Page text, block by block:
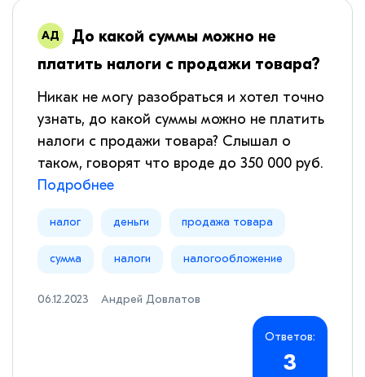
До какой суммы можно не
платить налоги с продажи товара?
Никак не могу разобраться и хотел точно
узнать, до какой суммы можно не платить
налоги с продажи товара? Слышал о
таком, говорят что вроде до 350 000 руб.
Подробнее
налог деньги продажа товара
сумма налоги налогообложение
06.12.2023 Андрей Довлатов
Ответов:
3